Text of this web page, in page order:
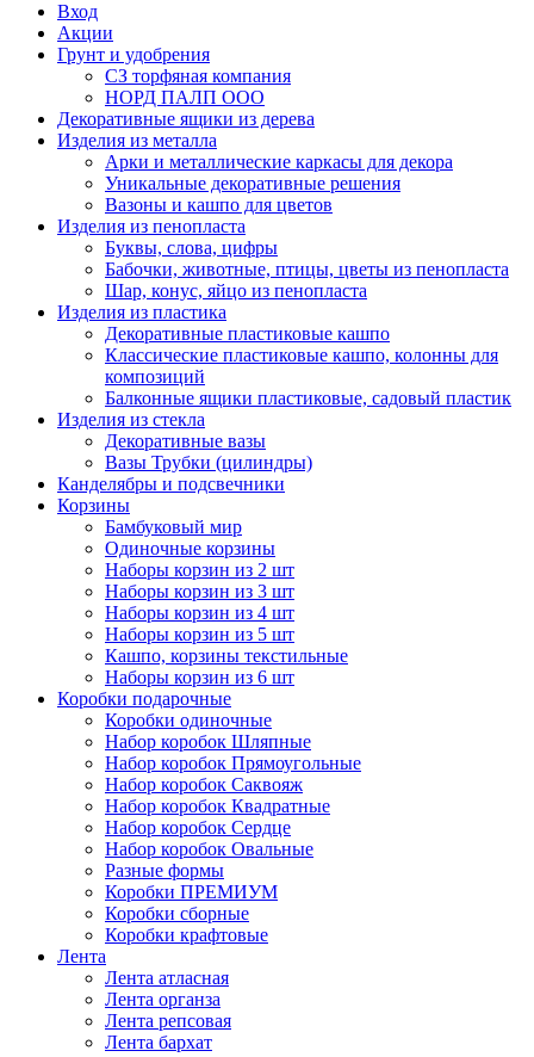
Вход
Акции
Грунт и удобрения
СЗ торфяная компания
НОРД ПАЛП ООО
Декоративные ящики из дерева
Изделия из металла
Арки и металлические каркасы для декора
Уникальные декоративные решения
Вазоны и кашпо для цветов
Изделия из пенопласта
Буквы, слова, цифры
Бабочки, животные, птицы, цветы из пенопласта
Шар, конус, яйцо из пенопласта
Изделия из пластика
Декоративные пластиковые кашпо
Классические пластиковые кашпо, колонны для
композиций
Балконные ящики пластиковые, садовый пластик
Изделия из стекла
Декоративные вазы
Вазы Трубки (цилиндры)
Канделябры и подсвечники
Корзины
Бамбуковый мир
Одиночные корзины
Наборы корзин из 2 шт
Наборы корзин из 3 шт
Наборы корзин из 4 шт
Наборы корзин из 5 шт
Кашпо, корзины текстильные
Наборы корзин из 6 шт
Коробки подарочные
Коробки одиночные
Набор коробок Шляпные
Набор коробок Прямоугольные
Набор коробок Саквояж
Набор коробок Квадратные
Набор коробок Сердце
Набор коробок Овальные
Разные формы
Коробки ПРЕМИУМ
Коробки сборные
Коробки крафтовые
Лента
Лента атласная
Лента органза
Лента репсовая
Лента бархат